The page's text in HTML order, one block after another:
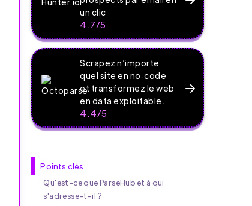
un clic
4.7/5
Scrapez n’importe
quel site en no‑code
et transformez le web
en data exploitable.
4.4/5
Points clés
Qu'est-ce que ParseHub et à qui
s'adresse-t-il ?